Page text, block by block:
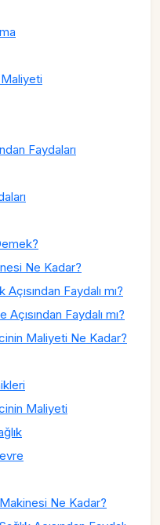
Faydaları
Ne Kadar?
Faydalı mı?
Faydalı mı?
Maliyeti Ne Kadar?
Maliyeti
Ne Kadar?